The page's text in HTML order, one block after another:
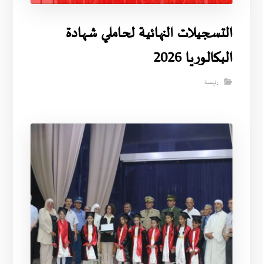
التسجيلات النهائية لحاملي شهادة
البكالوريا 2026
رئيسية